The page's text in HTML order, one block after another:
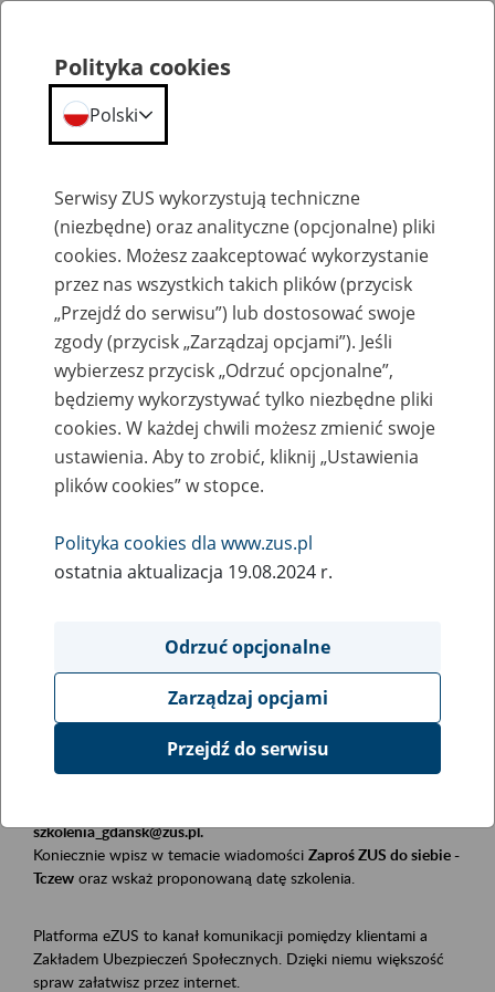
Szkolenia
Zaproś ZUS do siebie: eZUS, wizyty
rezerwowane, e-wizyty, Aktywni 50+
Rodzaj wydarzenia
Szkolenia
Obszar merytoryczny
Płatnicy, ubezpieczeni, świadczeniobiorcy
Opis wydarzenia
Szkolenie stacjonarne w siedzibie firmy, instytucji, urzędu.
szkolenia_gdansk@zus.pl.
Koniecznie wpisz w temacie wiadomości Zaproś ZUS do siebie -
Tczew oraz wskaż proponowaną datę szkolenia.
Platforma eZUS to kanał komunikacji pomiędzy klientami a
Zakładem Ubezpieczeń Społecznych. Dzięki niemu większość
spraw załatwisz przez internet.
Polityka cookies
Polski
Serwisy ZUS wykorzystują techniczne
(niezbędne) oraz analityczne (opcjonalne) pliki
cookies. Możesz zaakceptować wykorzystanie
przez nas wszystkich takich plików (przycisk
„Przejdź do serwisu”) lub dostosować swoje
zgody (przycisk „Zarządzaj opcjami”). Jeśli
wybierzesz przycisk „Odrzuć opcjonalne”,
będziemy wykorzystywać tylko niezbędne pliki
cookies. W każdej chwili możesz zmienić swoje
ustawienia. Aby to zrobić, kliknij „Ustawienia
plików cookies” w stopce.
Polityka cookies dla www.zus.pl
ostatnia aktualizacja 19.08.2024 r.
Odrzuć opcjonalne
Zarządzaj opcjami
Przejdź do serwisu